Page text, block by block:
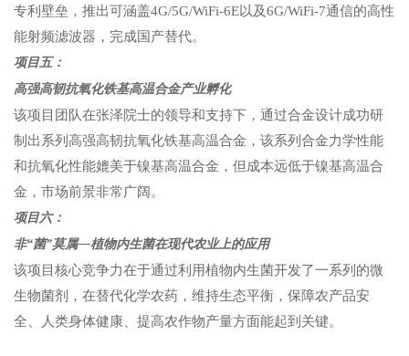
专利壁垒，推出可涵盖4G/5G/WiFi-6E以及6G/WiFi-7通信的高性
能射频滤波器，完成国产替代。
项目五：
高强高韧抗氧化铁基高温合金产业孵化
该项目团队在张泽院士的领导和支持下，通过合金设计成功研
制出系列高强高韧抗氧化铁基高温合金，该系列合金力学性能
和抗氧化性能媲美于镍基高温合金，但成本远低于镍基高温合
金，市场前景非常广阔。
项目六：
非“菌”莫属—植物内生菌在现代农业上的应用
该项目核心竞争力在于通过利用植物内生菌开发了一系列的微
生物菌剂，在替代化学农药，维持生态平衡，保障农产品安
全、人类身体健康、提高农作物产量方面能起到关键。